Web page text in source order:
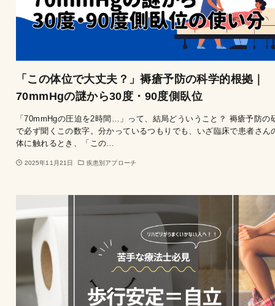
「この体位で大丈夫？」褥瘡予防の科学的根拠｜
70mmHgの謎から30度・90度側臥位
「70mmHgの圧迫を2時間…」って、結局どういうこと？ 褥瘡予防の
で必ず聞くこの数字。分かっているつもりでも、いざ臨床で患者さん
体に触れるとき、「この…
2025年11月21日 疾患別アプローチ